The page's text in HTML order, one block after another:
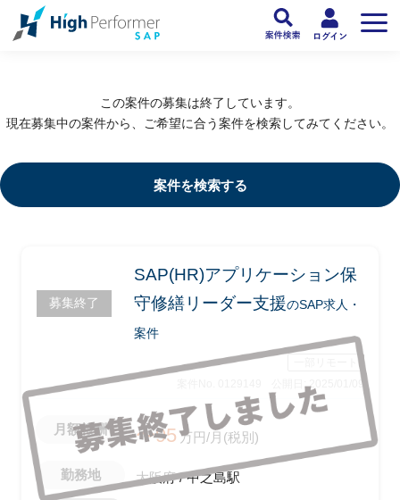
この案件の募集は終了しています。
現在募集中の案件から、ご希望に合う案件を検索してみてください。
案件を検索する
募集終了
SAP(HR)アプリケーション保
守修繕リーダー支援のSAP求人・
案件
公開日: 2025/01/09
月額報酬 〜95 万円/月(税別)
勤務地 大阪府 / 中之島駅